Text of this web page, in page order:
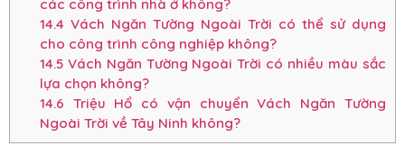
các công trình nhà ở không?
14.4 Vách Ngăn Tường Ngoài Trời có thể sử dụng
cho công trình công nghiệp không?
14.5Vách Ngăn Tường Ngoài Trời có nhiều màu sắc
lựa chọn không?
14.6 Triệu Hổ có vận chuyển Vách Ngăn Tường
Ngoài Trời về Tây Ninh không?